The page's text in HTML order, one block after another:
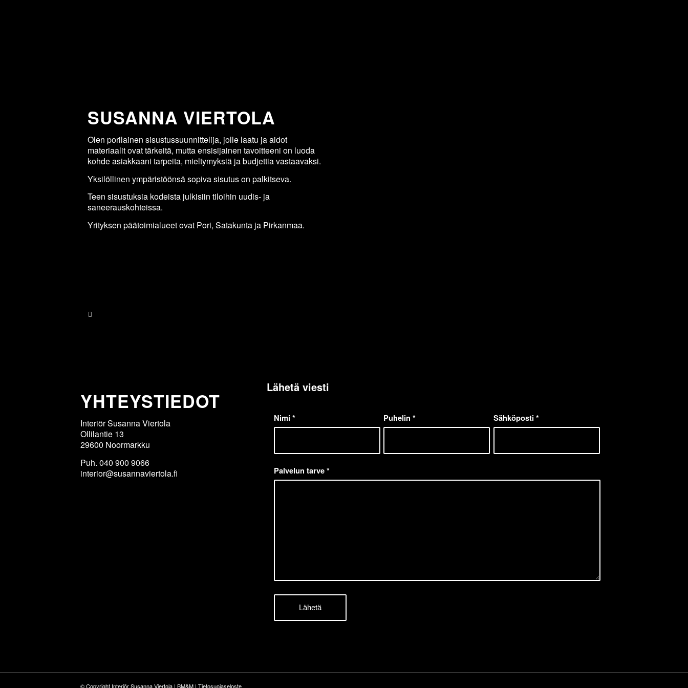
SUSANNA VIERTOLA
Olen porilainen sisustussuunnittelija, jolle laatu ja aidot
materiaalit ovat tärkeitä, mutta ensisijainen tavoitteeni on luoda
kohde asiakkaani tarpeita, mieltymyksiä ja budjettia vastaavaksi.
Yksilöllinen ympäristöönsä sopiva sisutus on palkitseva.
Teen sisustuksia kodeista julkisiin tiloihin uudis- ja
saneerauskohteissa.
Yrityksen päätoimialueet ovat Pori, Satakunta ja Pirkanmaa.
YHTEYS­TIEDOT
Interiör Susanna Viertola
Ollilantie 13
29600 Noormarkku
Puh. 040 900 9066
interior@susannaviertola.fi
Lähetä viesti
Nimi * Puhelin* Sähköposti *
Palvelun tarve*
© Copyright Interiör Susanna Viertola | BM&M | Tietosuojaseloste